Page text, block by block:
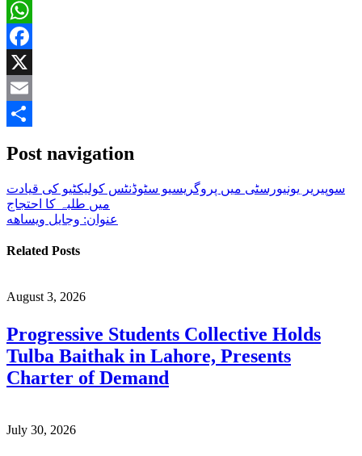
WhatsApp
Facebook
X
Email
Post navigation
سوپیریر یونیورسٹی میں پروگریسیو سٹوڈنٹس کولیکٹیو کی قیادت
میں طلبہ کا احتجاج
عنوان: وڃايل ويساهه
Related Posts
August 3, 2026
Progressive Students Collective Holds
Tulba Baithak in Lahore, Presents
Charter of Demand
July 30, 2026